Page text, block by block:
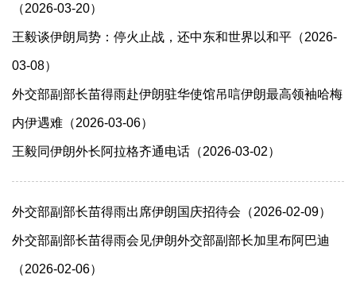
（2026-03-20）
王毅谈伊朗局势：停火止战，还中东和世界以和平（2026-
03-08）
外交部副部长苗得雨赴伊朗驻华使馆吊唁伊朗最高领袖哈梅
内伊遇难（2026-03-06）
王毅同伊朗外长阿拉格齐通电话（2026-03-02）
外交部副部长苗得雨出席伊朗国庆招待会（2026-02-09）
外交部副部长苗得雨会见伊朗外交部副部长加里布阿巴迪
（2026-02-06）